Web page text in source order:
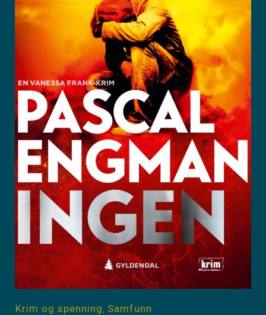
Krim og spenning Samfunn